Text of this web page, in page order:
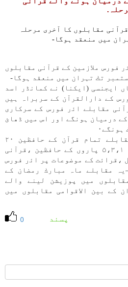
مقابلوں كا آخری مرحلہ
فورس ملازمين كے قرآنی مقابلوں
ايجنسی (ايكنا) نے كمانڈر اسد
كے دارالقرآن كے سربراہ ہیں
مقابلے اﺋر فورس كے سركاری
كے درميان ہونگے اور اس میں ڈھائ
انہوں نے كہا كہ یہ مقابلے تمام قرآن كے حافظين ۲۰
پاروں كے حفاظ ،۱۵ ۱۰، ۵،۳،۱ پاروں كے حافظين ،قرآنی
،قراﺋت كے موضوعات پر اﺋر فورس
مقابلے ماہ مبارك رمضان كے
میں پوزيشن لينے والے
كے بين الاقوامی مقابلوں میں
0 پسند